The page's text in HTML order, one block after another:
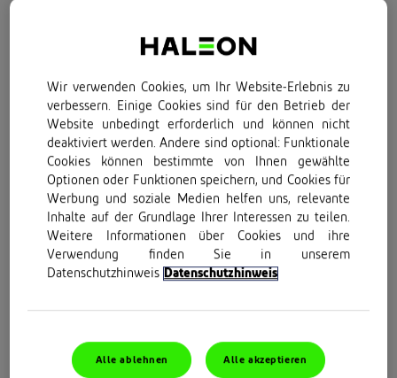
Wir verwenden Cookies, um Ihr Website-Erlebnis zu
verbessern. Einige Cookies sind für den Betrieb der
Website unbedingt erforderlich und können nicht
deaktiviert werden. Andere sind optional: Funktionale
Cookies können bestimmte von Ihnen gewählte
Optionen oder Funktionen speichern, und Cookies für
Werbung und soziale Medien helfen uns, relevante
Inhalte auf der Grundlage Ihrer Interessen zu teilen.
Weitere Informationen über Cookies und ihre
Verwendung finden Sie in unserem
Datenschutzhinweis Datenschutzhinweis
Alle ablehnen Alle akzeptieren